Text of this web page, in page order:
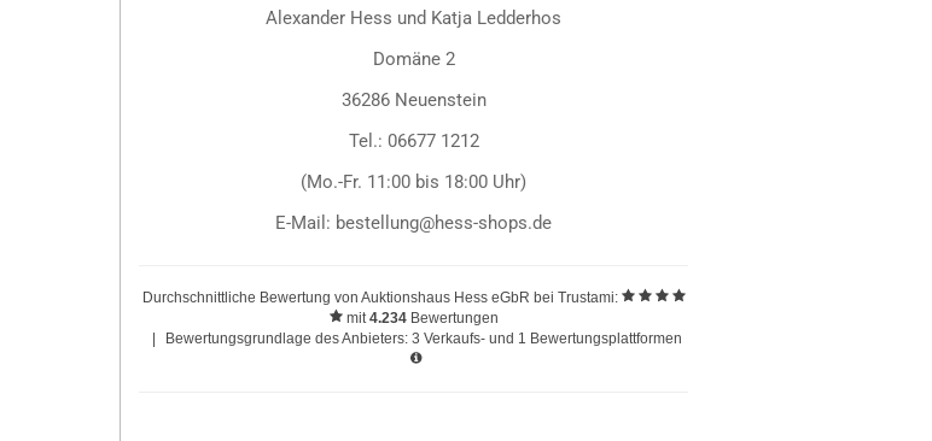
Alexander Hess und Katja Ledderhos
Domäne 2
36286 Neuenstein
Tel.: 06677 1212
(Mo.-Fr. 11:00 bis 18:00 Uhr)
E-Mail: bestellung@hess-shops.de
Durchschnittliche Bewertung von Auktionshaus Hess eGbR bei Trustami:
mit4.234 Bewertungen
Bewertungsgrundlage des Anbieters: 3 Verkaufs- und 1 Bewertungsplattformen